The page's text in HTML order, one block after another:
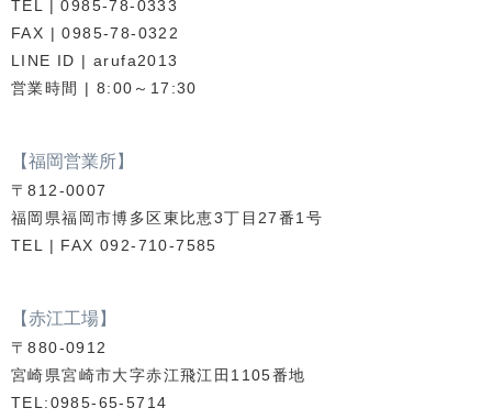
TEL | 0985-78-0333
FAX | 0985-78-0322
LINE ID | arufa2013
営業時間 | 8:00～17:30
【福岡営業所】
〒812-0007
福岡県福岡市博多区東比恵3丁目27番1号
TEL | FAX 092-710-7585
【赤江工場】
〒880-0912
宮崎県宮崎市大字赤江飛江田1105番地
TEL:0985-65-5714